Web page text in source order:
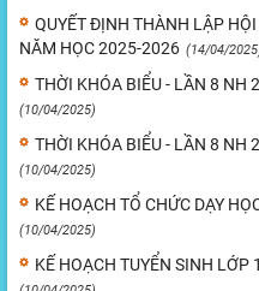
QUYẾT ĐỊNH THÀNH LẬP
NĂM HỌC 2025-2026 (14/04/
THỜI KHÓA BIỂU - LẦN 8 NH
(10/04/2025)
THỜI KHÓA BIỂU - LẦN 8 NH
(10/04/2025)
KẾ HOẠCH TỔ CHỨC DẠY
(10/04/2025)
KẾ HOẠCH TUYỂN SINH